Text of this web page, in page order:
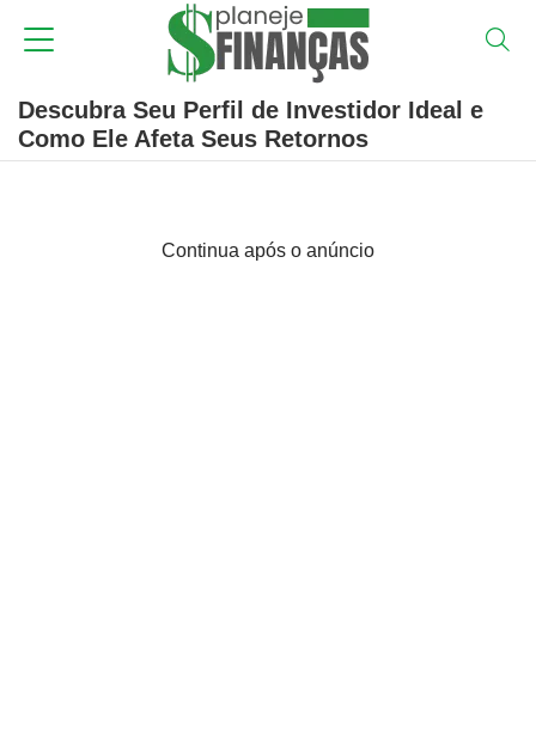
Descubra Seu Perfil de Investidor Ideal e
Como Ele Afeta Seus Retornos
Continua após o anúncio